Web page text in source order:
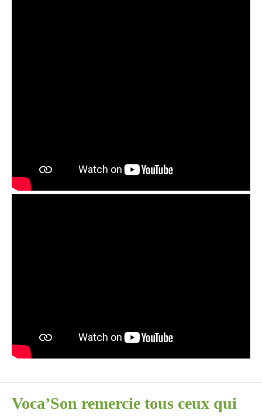
Voca’Son remercie tous ceux qui